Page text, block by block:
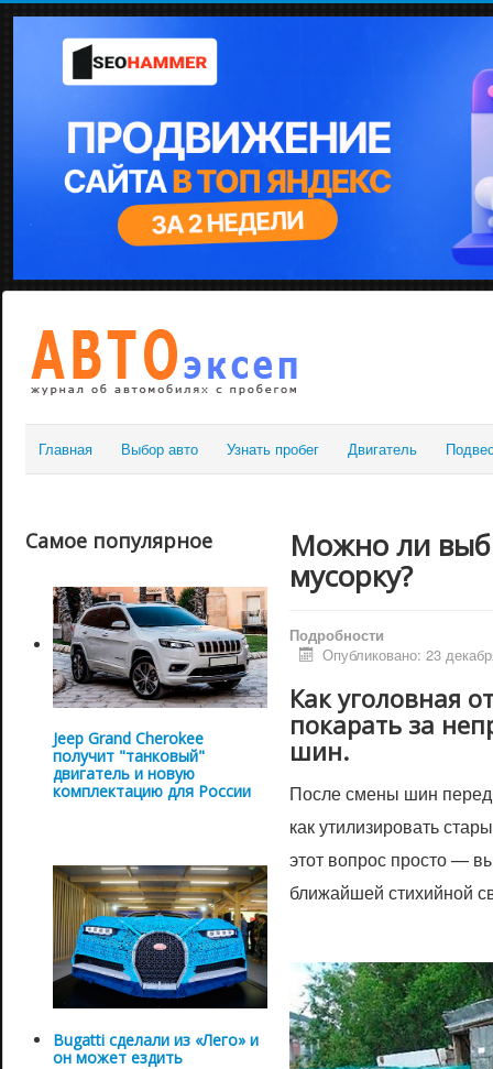
Главная Выбор авто Узнать пробег Двигатель
Самое популярное
Jeep Grand Cherokee
получит "танковый"
двигатель и новую
комплектацию для России
Bugatti сделали из «Лего» и
он может ездить
Можно ли
мусорку?
Подробности
Опубликовано: 23
Как уголовная
покарать за
шин.
После смены шин
как утилизировать
этот вопрос просто —
ближайшей стихийной